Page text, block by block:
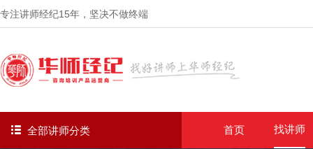
专注讲师经纪15年 ，坚决不做终端
全部讲师分类 首页 找讲师